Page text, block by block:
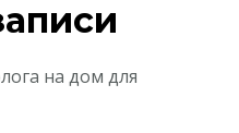
на дом для